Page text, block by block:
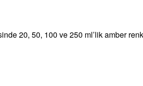
20, 50, 100 ve 250 ml’lik amber